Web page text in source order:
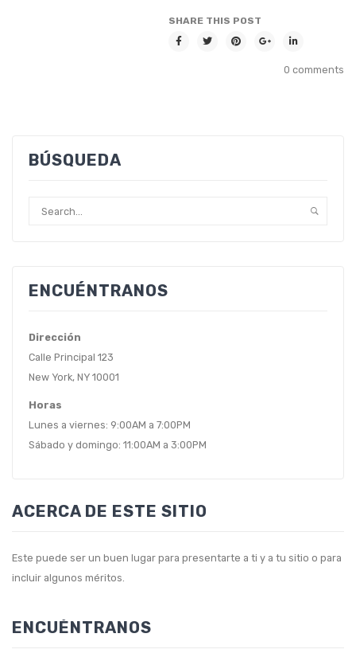
SHARE THIS POST
0 comments
BÚSQUEDA
ENCUÉNTRANOS
Dirección
Calle Principal 123
New York, NY 10001
Horas
Lunes a viernes: 9:00AM a 7:00PM
Sábado y domingo: 11:00AM a 3:00PM
ACERCA DE ESTE SITIO
Este puede ser un buen lugar para presentarte a ti y a tu sitio o para
incluir algunos méritos.
ENCUÉNTRANOS